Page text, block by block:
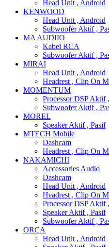
Head Unit , Android
KENWOOD
Head Unit , Android
Subwoofer Aktif ,
MA AUDIIO
Kabel RCA
Subwoofer Aktif ,
MIRAI
Head Unit , Android
Headrest , Clip On
MOMENTUM
Processor DSP
Subwoofer Aktif ,
MOREL
Speaker Aktif , Pasif
MTECH Mobile
Dashcam
Headrest , Clip On
NAKAMICHI
Accessories Audio
Dashcam
Head Unit , Android
Headrest , Clip On
Processor DSP
Speaker Aktif , Pasif
Subwoofer Aktif ,
ORCA
Head Unit , Android